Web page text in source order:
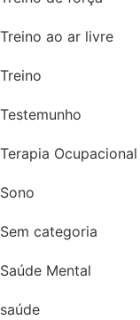
Treino ao ar livre
Treino
Testemunho
Terapia Ocupacional
Sono
Sem categoria
Saúde Mental
saúde